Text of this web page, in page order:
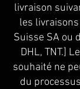
livraison
les livraisons
Suisse SA ou
DHL, TNT.]
souhaité ne
du